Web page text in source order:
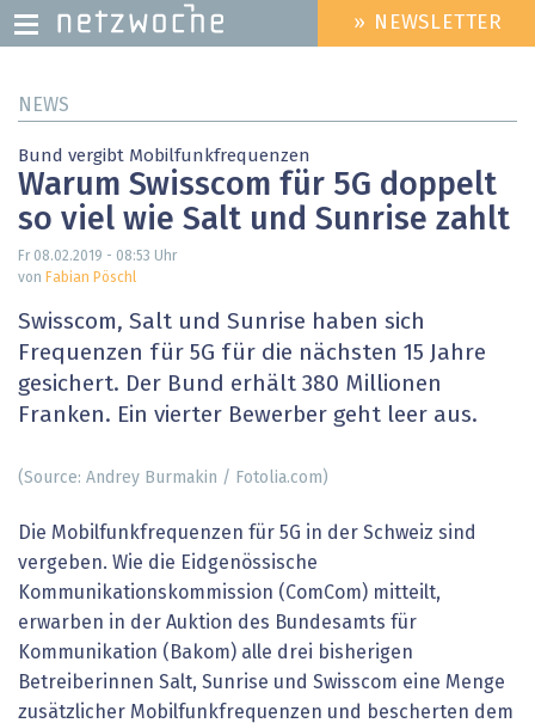
zum
HEADER
MENU
» NEWSLETTER
NEWS
Bund vergibt Mobilfunkfrequenzen
Warum Swisscom für 5G doppelt
so viel wie Salt und Sunrise zahlt
Fr 08.02.2019 - 08:53 Uhr
von Fabian Pöschl
Swisscom, Salt und Sunrise haben sich
Frequenzen für 5G für die nächsten 15 Jahre
gesichert. Der Bund erhält 380 Millionen
Franken. Ein vierter Bewerber geht leer aus.
(Source: Andrey Burmakin / Fotolia.com)
Die Mobilfunkfrequenzen für 5G in der Schweiz sind
vergeben. Wie die Eidgenössische
Kommunikationskommission (ComCom) mitteilt,
erwarben in der Auktion des Bundesamts für
Kommunikation (Bakom) alle drei bisherigen
Betreiberinnen Salt, Sunrise und Swisscom eine Menge
zusätzlicher Mobilfunkfrequenzen und bescherten dem